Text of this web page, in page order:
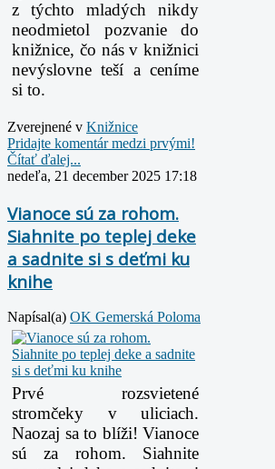
z týchto mladých nikdy
neodmietol pozvanie do
knižnice, čo nás v knižnici
nevýslovne teší a ceníme
si to.
Zverejnené v Knižnice
Pridajte komentár medzi prvými!
Čítať ďalej...
nedeľa, 21 december 2025 17:18
Vianoce sú za rohom.
Siahnite po teplej deke
a sadnite si s deťmi ku
knihe
Napísal(a) OK Gemerská Poloma
Prvé rozsvietené
stromčeky v uliciach.
Naozaj sa to blíži! Vianoce
sú za rohom. Siahnite